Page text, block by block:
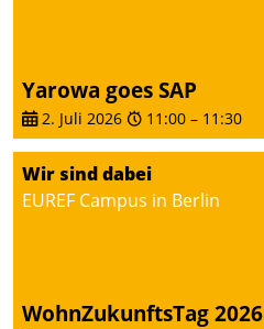
Mietenden zügiger und
effizienter zu bearbeiten.
Yarowa goes SAP
2. Juli 2026 11:00 – 11:30
Wir sind dabei
EUREF Campus in Berlin
WohnZukunftsTag 2026